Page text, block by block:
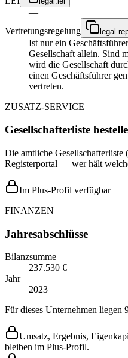
—
Vertretungsregelung
Ist nur ein
Gesellschaft allein. Sind
wird die Gesellschaft
einen Geschäftsführer
vertreten.
ZUSATZ-SERVICE
Gesellschafterliste
Die amtliche
Registerportal — wer hält
Im Plus-Profil verfügbar
FINANZEN
Jahresabschlüsse
Bilanzsumme
237.530 €
Jahr
2023
Für dieses Unternehmen liegen
Umsatz, Ergebnis,
bleiben im Plus-Profil.